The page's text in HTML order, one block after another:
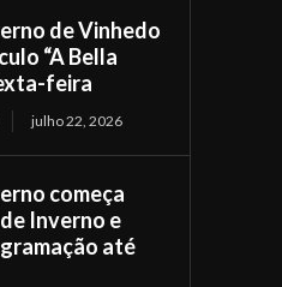
de Vinhedo
“A Bella
feira
julho 22, 2026
começa
Inverno e
até